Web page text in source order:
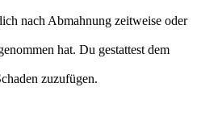
nach Abmahnung zeitweise oder
hat. Du gestattest dem
zuzufügen.